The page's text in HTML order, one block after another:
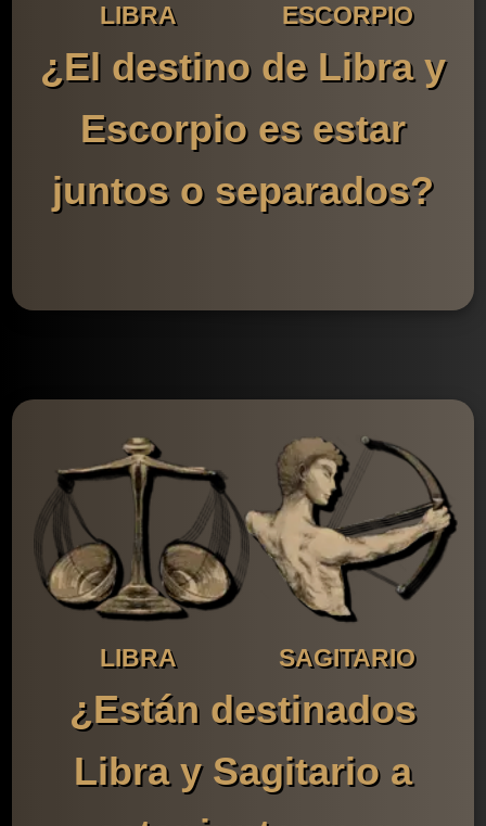
LIBRA ESCORPIO
¿El destino de Libra y
Escorpio es estar
juntos o separados?
LIBRA SAGITARIO
¿Están destinados
Libra y Sagitario a